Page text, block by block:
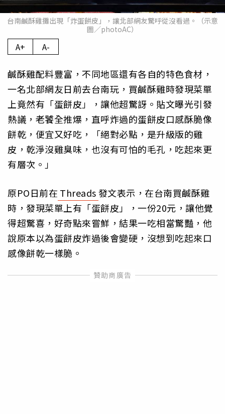
台南鹹酥雞攤出現「炸蛋餅皮」，讓北部網友驚呼從沒看過。（示意
圖／photoAC）
A+ A-
鹹酥雞配料豐富，不同地區還有各自的特色食材，
一名北部網友日前去台南玩，買鹹酥雞時發現菜單
上竟然有「蛋餅皮」，讓他超驚訝。貼文曝光引發
熱議，老饕全推爆，直呼炸過的蛋餅皮口感酥脆像
餅乾，便宜又好吃，「絕對必點，是升級版的雞
皮，乾淨沒雞臭味，也沒有可怕的毛孔，吃起來更
有層次。」
原PO日前在 Threads發文表示，在台南買鹹酥雞
時，發現菜單上有「蛋餅皮」，一份20元，讓他覺
得超驚喜，好奇點來嘗鮮，結果一吃相當驚豔，他
說原本以為蛋餅皮炸過後會變硬，沒想到吃起來口
感像餅乾一樣脆。